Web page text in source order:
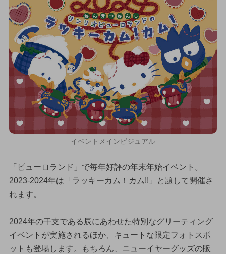
イベントメインビジュアル
「ピューロランド」で毎年好評の年末年始イベント。
2023-2024年は「ラッキーカム！カム!!」と題して開催さ
れます。
2024年の干支である辰にあわせた特別なグリーティング
イベントが実施されるほか、キュートな限定フォトスポ
ットも登場します。もちろん、ニューイヤーグッズの販